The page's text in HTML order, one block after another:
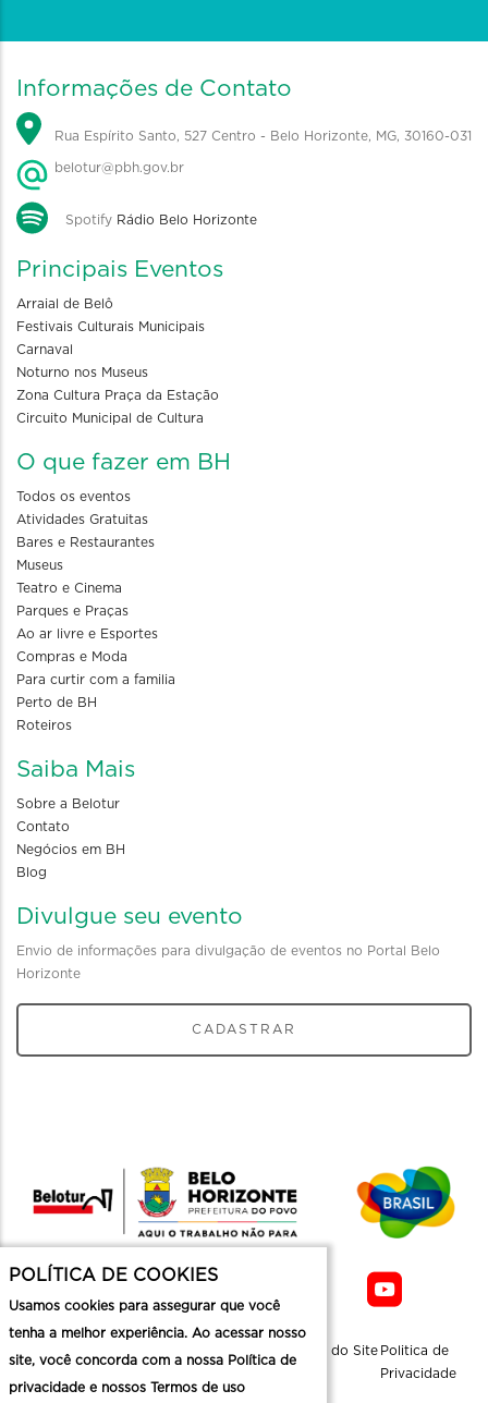
Informações de Contato
Rua Espírito Santo, 527 Centro - Belo Horizonte, MG, 30160-031
belotur@pbh.gov.br
Spotify Rádio Belo Horizonte
Principais Eventos
Arraial de Belô
Festivais Culturais Municipais
Carnaval
Noturno nos Museus
Zona Cultura Praça da Estação
Circuito Municipal de Cultura
O que fazer em BH
Todos os eventos
Atividades Gratuitas
Bares e Restaurantes
Museus
Teatro e Cinema
Parques e Praças
Ao ar livre e Esportes
Compras e Moda
Para curtir com a familia
Perto de BH
Roteiros
Saiba Mais
Sobre a Belotur
Contato
Negócios em BH
Blog
Divulgue seu evento
Envio de informações para divulgação de eventos no Portal Belo
Horizonte
CADASTRAR
Mapa do Site Politica de
Privacidade
POLÍTICA DE COOKIES
Usamos cookies para assegurar que você
tenha a melhor experiência. Ao acessar nosso
site, você concorda com a nossa Política de
privacidade e nossos Termos de uso